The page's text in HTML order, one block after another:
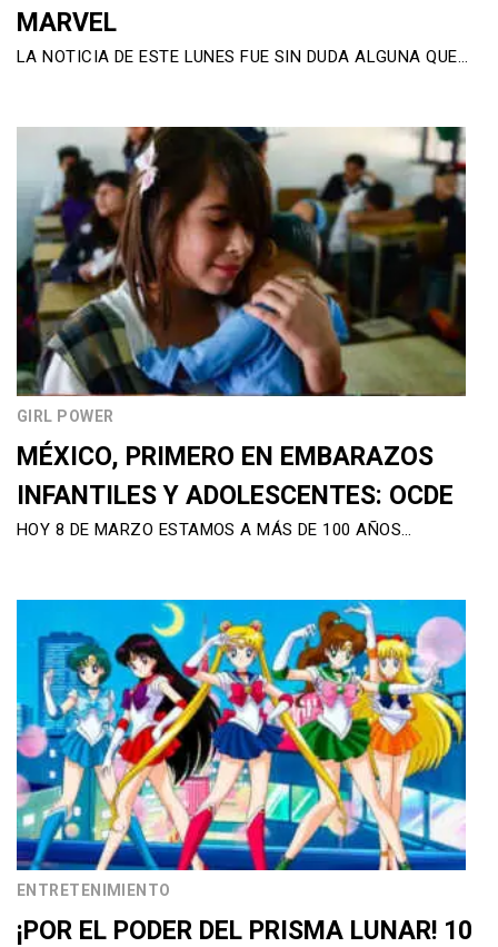
MARVEL
LA NOTICIA DE ESTE LUNES FUE SIN DUDA ALGUNA QUE…
GIRL POWER
MÉXICO, PRIMERO EN EMBARAZOS
INFANTILES Y ADOLESCENTES: OCDE
HOY 8 DE MARZO ESTAMOS A MÁS DE 100 AÑOS…
ENTRETENIMIENTO
¡POR EL PODER DEL PRISMA LUNAR! 10